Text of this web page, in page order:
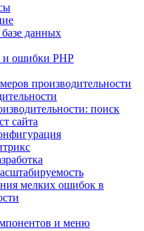
данных
и ошибки PHP
производительности
поиск
сайта
мелких ошибок в
и меню